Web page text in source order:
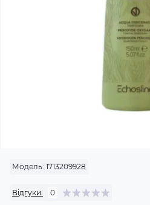
Модель: 1713209928
Відгуки: 0